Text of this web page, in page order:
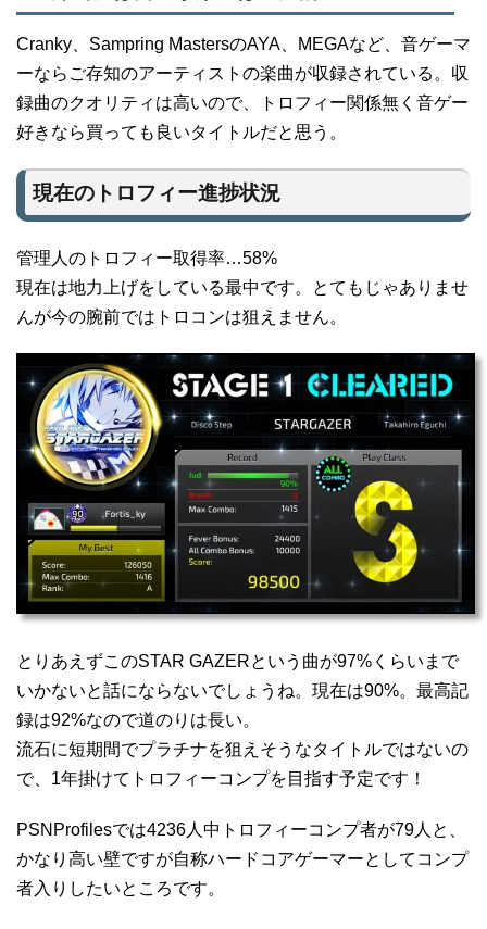
Cranky、Sampring MastersのAYA、MEGAなど、音ゲーマ
ーならご存知のアーティストの楽曲が収録されている。収
録曲のクオリティは高いので、トロフィー関係無く音ゲー
好きなら買っても良いタイトルだと思う。
現在のトロフィー進捗状況
管理人のトロフィー取得率…58%
現在は地力上げをしている最中です。とてもじゃありませ
んが今の腕前ではトロコンは狙えません。
とりあえずこのSTAR GAZERという曲が97%くらいまで
いかないと話にならないでしょうね。現在は90%。最高記
録は92%なので道のりは長い。
流石に短期間でプラチナを狙えそうなタイトルではないの
で、1年掛けてトロフィーコンプを目指す予定です！
PSNProfilesでは4236人中トロフィーコンプ者が79人と、
かなり高い壁ですが自称ハードコアゲーマーとしてコンプ
者入りしたいところです。